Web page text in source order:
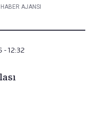
AJANSI
- 12:32